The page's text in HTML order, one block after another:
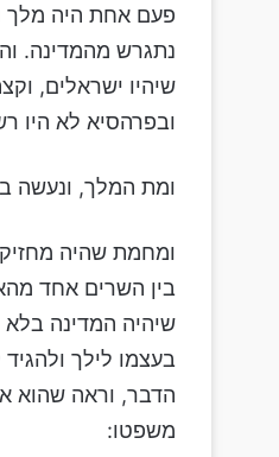
פעם אחת היה מלך
נתגרש מהמדינה.
שיהיו ישראלים,
ובפרהסיא לא היו
ומת המלך, ונעשה
ומחמת שהיה מחזיק
בין השרים אחד
שיהיה המדינה בלא
בעצמו לילך
הדבר, וראה שהוא
משפטו: